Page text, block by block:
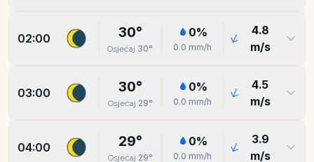
02:00 30°
Osjećaj 30°
0%
0.0 mm/h
4.8
m/s
03:00 30°
Osjećaj 29°
0%
0.0 mm/h
4.5
m/s
04:00 29°
Osjećaj 29°
0%
0.0 mm/h
3.9
m/s